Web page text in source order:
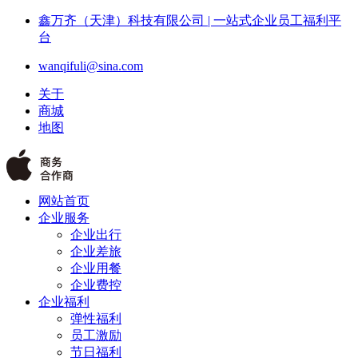
鑫万齐（天津）科技有限公司 | 一站式企业员工福利平
台
wanqifuli@sina.com
关于
商城
地图
网站首页
企业服务
企业出行
企业差旅
企业用餐
企业费控
企业福利
弹性福利
员工激励
节日福利